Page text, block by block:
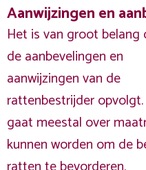
Aanwijzingen en
Het is van groot belang
de aanbevelingen en
aanwijzingen van de
rattenbestrijder
gaat meestal over
kunnen worden om de